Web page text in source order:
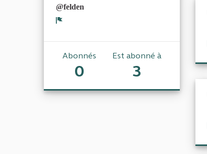
@felden
Abonnés
0
Est abonné à
3